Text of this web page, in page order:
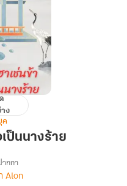
ง
ค
เป็นนางร้าย
กกา
Alon